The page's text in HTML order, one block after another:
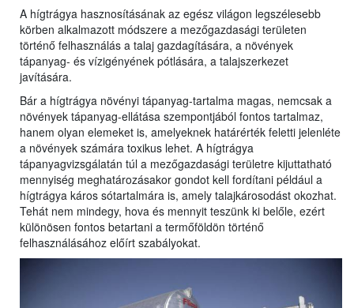
A hígtrágya hasznosításának az egész világon legszélesebb
körben alkalmazott módszere a mezőgazdasági területen
történő felhasználás a talaj gazdagítására, a növények
tápanyag- és vízigényének pótlására, a talajszerkezet
javítására.
Bár a hígtrágya növényi tápanyag-tartalma magas, nemcsak a
növények tápanyag-ellátása szempontjából fontos tartalmaz,
hanem olyan elemeket is, amelyeknek határérték feletti jelenléte
a növények számára toxikus lehet. A hígtrágya
tápanyagvizsgálatán túl a mezőgazdasági területre kijuttatható
mennyiség meghatározásakor gondot kell fordítani például a
hígtrágya káros sótartalmára is, amely talajkárosodást okozhat.
Tehát nem mindegy, hova és mennyit teszünk ki belőle, ezért
különösen fontos betartani a termőföldön történő
felhasználásához előírt szabályokat.